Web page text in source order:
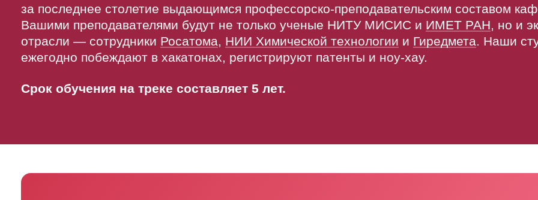
за последнее столетие выдающимся профессорско-преподавательским составом
Вашими преподавателями будут не только ученые НИТУ МИСИС и ИМЕТ РАН, но и
отрасли — сотрудники Росатома, НИИ Химической технологии и Гиредмета. Наши
ежегодно побеждают в хакатонах, регистрируют патенты и ноу-хау.
Срок обучения на треке составляет 5 лет.